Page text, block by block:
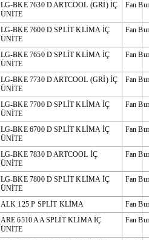
LG-BKE 7630 D ARTCOOL (GRİ) İÇ
ÜNİTE
Fan
LG-BKE 7600 D SPLİT KLİMA İÇ
ÜNİTE
Fan
LG-BKE 7650 D SPLİT KLİMA İÇ
ÜNİTE
Fan
LG-BKE 7730 D ARTCOOL (GRİ) İÇ
ÜNİTE
Fan
LG-BKE 7700 D SPLİT KLİMA İÇ
ÜNİTE
Fan
LG-BKE 6700 D SPLİT KLİMA İÇ
ÜNİTE
Fan
LG-BKE 7830 D ARTCOOL İÇ
ÜNİTE
Fan
LG-BKE 7800 D SPLİT KLİMA İÇ
ÜNİTE
Fan
ALK 125 P SPLİT KLİMA
Fan
ARE 6510 AA SPLİT KLİMA İÇ
ÜNİTE
Fan